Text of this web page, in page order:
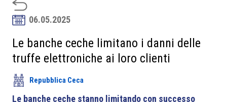
Sviluppo Mercato
Soci
Partner
Progetti
06.05.2025
Le banche ceche limitano i danni delle
truffe elettroniche ai loro clienti
Repubblica Ceca
Le banche ceche stanno limitando con successo